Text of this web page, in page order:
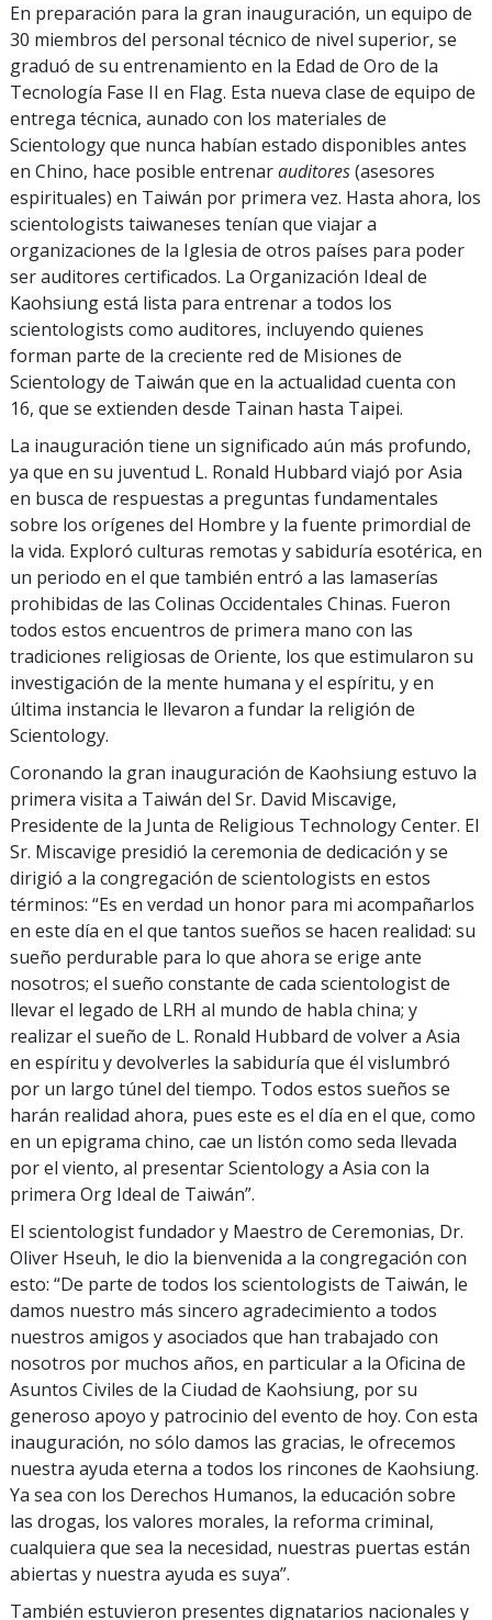
En preparación para la gran inauguración, un equipo de
30 miembros del personal técnico de nivel superior, se
graduó de su entrenamiento en la Edad de Oro de la
Tecnología Fase II en Flag. Esta nueva clase de equipo de
entrega técnica, aunado con los materiales de
Scientology que nunca habían estado disponibles antes
en Chino, hace posible entrenarauditores(asesores
espirituales) en Taiwán por primera vez. Hasta ahora, los
scientologists taiwaneses tenían que viajar a
organizaciones de la Iglesia de otros países para poder
ser auditores certificados. La Organización Ideal de
Kaohsiung está lista para entrenar a todos los
scientologists como auditores, incluyendo quienes
forman parte de la creciente red de Misiones de
Scientology de Taiwán que en la actualidad cuenta con
16, que se extienden desde Tainan hasta Taipei.
La inauguración tiene un significado aún más profundo,
ya que en su juventud L. Ronald Hubbard viajó por Asia
en busca de respuestas a preguntas fundamentales
sobre los orígenes del Hombre y la fuente primordial de
la vida. Exploró culturas remotas y sabiduría esotérica, en
un periodo en el que también entró a las lamaserías
prohibidas de las Colinas Occidentales Chinas. Fueron
todos estos encuentros de primera mano con las
tradiciones religiosas de Oriente, los que estimularon su
investigación de la mente humana y el espíritu, y en
última instancia le llevaron a fundar la religión de
Scientology.
Coronando la gran inauguración de Kaohsiung estuvo la
primera visita a Taiwán del Sr. David Miscavige,
Presidente de la Junta de Religious Technology Center. El
Sr. Miscavige presidió la ceremonia de dedicación y se
dirigió a la congregación de scientologists en estos
términos: “Es en verdad un honor para mi acompañarlos
en este día en el que tantos sueños se hacen realidad: su
sueño perdurable para lo que ahora se erige ante
nosotros; el sueño constante de cada scientologist de
llevar el legado de LRH al mundo de habla china; y
realizar el sueño de L. Ronald Hubbard de volver a Asia
en espíritu y devolverles la sabiduría que él vislumbró
por un largo túnel del tiempo. Todos estos sueños se
harán realidad ahora, pues este es el día en el que, como
en un epigrama chino, cae un listón como seda llevada
por el viento, al presentar Scientology a Asia con la
primera Org Ideal de Taiwán”.
El scientologist fundador y Maestro de Ceremonias, Dr.
Oliver Hseuh, le dio la bienvenida a la congregación con
esto: “De parte de todos los scientologists de Taiwán, le
damos nuestro más sincero agradecimiento a todos
nuestros amigos y asociados que han trabajado con
nosotros por muchos años, en particular a la Oficina de
Asuntos Civiles de la Ciudad de Kaohsiung, por su
generoso apoyo y patrocinio del evento de hoy. Con esta
inauguración, no sólo damos las gracias, le ofrecemos
nuestra ayuda eterna a todos los rincones de Kaohsiung.
Ya sea con los Derechos Humanos, la educación sobre
las drogas, los valores morales, la reforma criminal,
cualquiera que sea la necesidad, nuestras puertas están
abiertas y nuestra ayuda es suya”.
También estuvieron presentes dignatarios nacionales y